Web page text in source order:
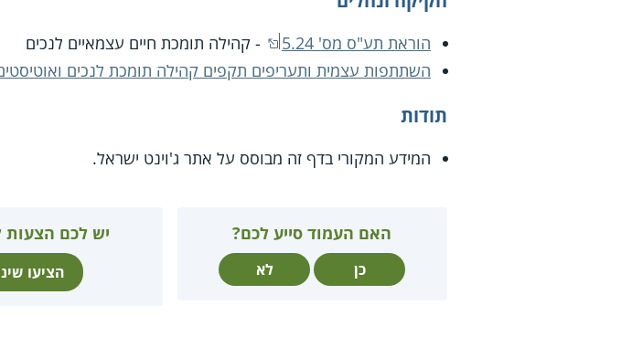
הוראת תע"ס מס' 5.24
- קהילה תומכת חיים עצמאיים לנכים
השתתפות עצמית ותעריפים תקפים קהילה תומכת לנכים ואוטיסטים (החל מ-
תודות
המידע המקורי בדף זה מבוסס על אתר ג'וינט ישראל.
האם העמוד סייע לכם?
כן לא
יש לכם הצעות
הציעו